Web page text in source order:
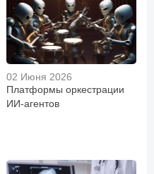
02 Июня 2026
Платформы оркестрации
ИИ-агентов